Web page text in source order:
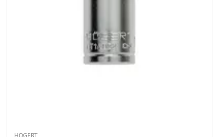
HOGERT